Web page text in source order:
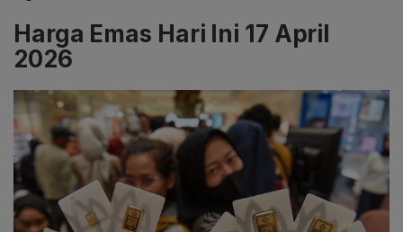
Harga Emas Hari Ini 17 April
2026